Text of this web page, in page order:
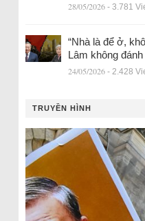
28/05/2026 - 3.781
“Nhà là để ở,
Lâm không
24/05/2026 - 2.428
TRUYỀN HÌNH